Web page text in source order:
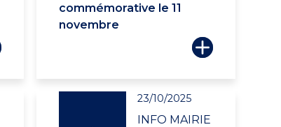
commémorative le 11
novembre
23/10/2025
INFO MAIRIE